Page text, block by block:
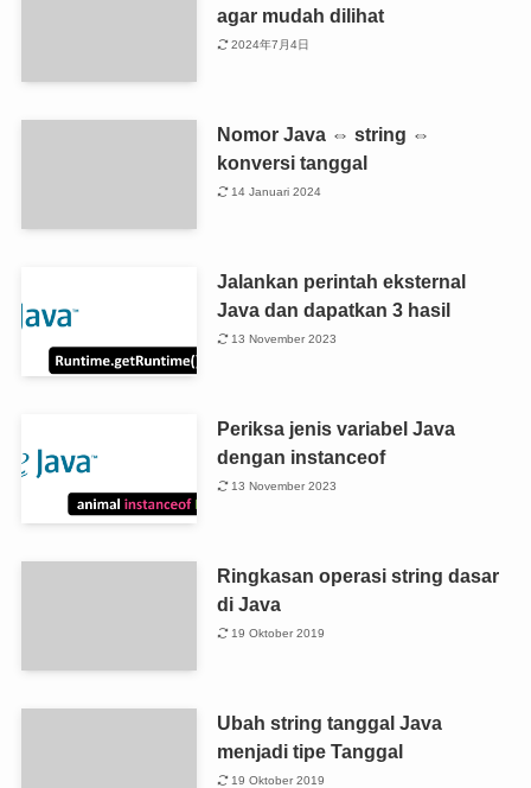
agar mudah dilihat
2024年7月4日
Nomor Java ⇔ string ⇔
konversi tanggal
14 Januari 2024
Jalankan perintah eksternal
Java dan dapatkan 3 hasil
13 November 2023
Periksa jenis variabel Java
dengan instanceof
13 November 2023
Ringkasan operasi string dasar
di Java
19 Oktober 2019
Ubah string tanggal Java
menjadi tipe Tanggal
19 Oktober 2019